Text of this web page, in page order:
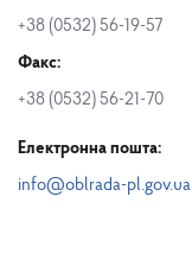
+38 (0532) 56-19-57
Факс:
+38 (0532) 56-21-70
Електронна пошта:
info@oblrada-pl.gov.ua